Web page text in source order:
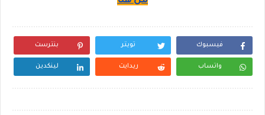
فيسبوك تويتر بنترست
واتساب ريدايت لينكدين